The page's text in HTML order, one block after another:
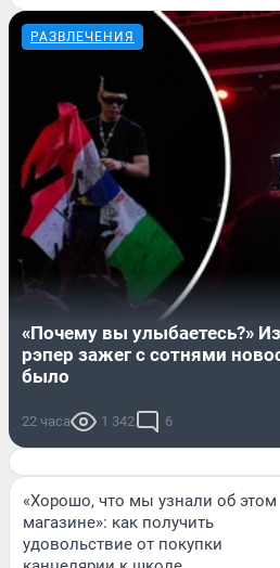
РАЗВЛЕЧЕНИЯ
«Почему вы улыбаетесь?»
рэпер зажег с сотнями
было
22 часа 1 342 6
«Хорошо, что мы узнали об этом
магазине»: как получить
удовольствие от покупки